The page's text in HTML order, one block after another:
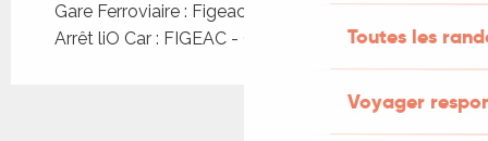
Toutes les
Voyager
Gare Ferroviaire : Figeac à 2km
Arrêt liO Car : FIGEAC - Gare routière à 626m